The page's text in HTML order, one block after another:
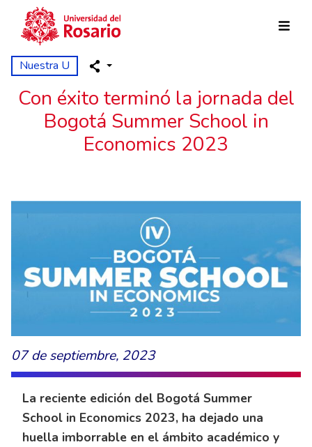
Pasar al contenido principal
Nuestra U
Con éxito terminó la jornada del
Bogotá Summer School in
Economics 2023
07 de septiembre, 2023
La reciente edición del Bogotá Summer
School in Economics 2023, ha dejado una
huella imborrable en el ámbito académico y